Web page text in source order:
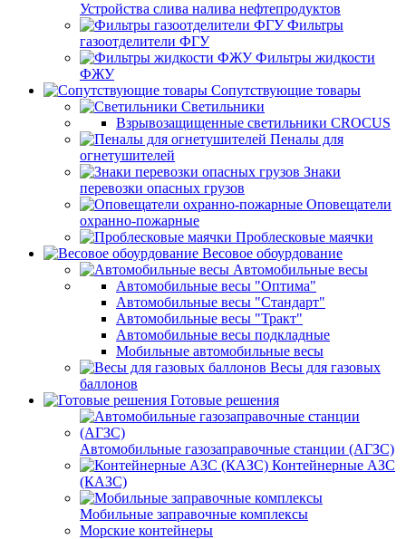
Устройства слива налива нефтепродуктов
Фильтры
газоотделители ФГУ
Фильтры жидкости
ФЖУ
Сопутствующие товары
Светильники
Взрывозащищенные светильники CROCUS
Пеналы для
огнетушителей
Знаки
перевозки опасных грузов
Оповещатели
охранно-пожарные
Проблесковые маячки
Весовое обоурдование
Автомобильные весы
Автомобильные весы "Оптима"
Автомобильные весы "Стандарт"
Автомобильные весы "Тракт"
Автомобильные весы подкладные
Мобильные автомобильные весы
Весы для газовых
баллонов
Готовые решения
Автомобильные газозаправочные станции (АГЗС)
Контейнерные АЗС
(КАЗС)
Мобильные заправочные комплексы
Морские контейнеры